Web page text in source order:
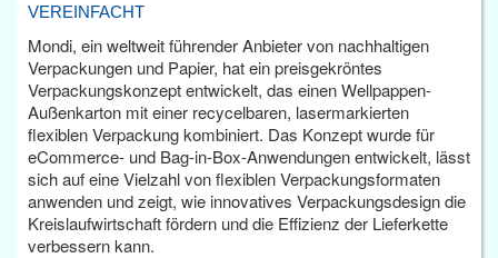
VEREINFACHT
Mondi, ein weltweit führender Anbieter von nachhaltigen
Verpackungen und Papier, hat ein preisgekröntes
Verpackungskonzept entwickelt, das einen Wellpappen-
Außenkarton mit einer recycelbaren, lasermarkierten
flexiblen Verpackung kombiniert. Das Konzept wurde für
eCommerce- und Bag-in-Box-Anwendungen entwickelt, lässt
sich auf eine Vielzahl von flexiblen Verpackungsformaten
anwenden und zeigt, wie innovatives Verpackungsdesign die
Kreislaufwirtschaft fördern und die Effizienz der Lieferkette
verbessern kann.